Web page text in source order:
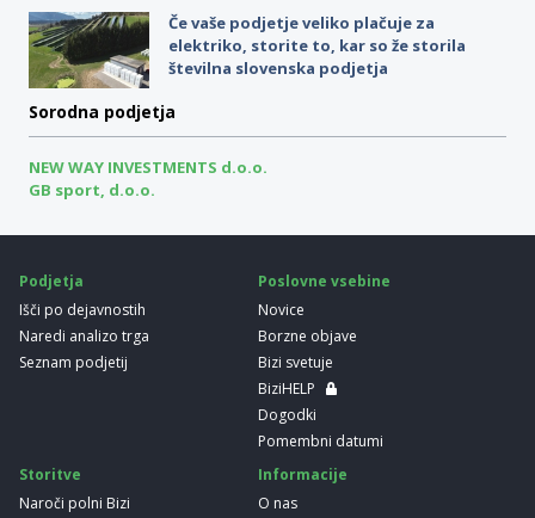
Če vaše podjetje veliko plačuje za
elektriko, storite to, kar so že storila
številna slovenska podjetja
Sorodna podjetja
NEW WAY INVESTMENTS d.o.o.
GB sport, d.o.o.
Podjetja
Išči po dejavnostih
Naredi analizo trga
Seznam podjetij
Poslovne vsebine
Novice
Borzne objave
Bizi svetuje
BiziHELP
Dogodki
Pomembni datumi
Storitve
Naroči polni Bizi
Informacije
O nas